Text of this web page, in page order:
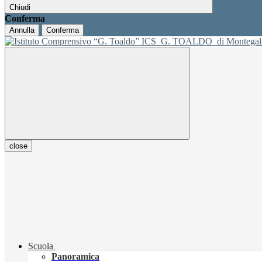
Chiudi
Conferma
Annulla Conferma
ICS G. TOALDO di
close
Scuola
Panoramica